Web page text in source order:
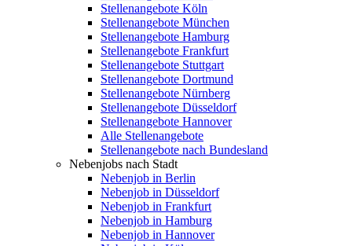
Stellenangebote Köln
Stellenangebote München
Stellenangebote Hamburg
Stellenangebote Frankfurt
Stellenangebote Stuttgart
Stellenangebote Dortmund
Stellenangebote Nürnberg
Stellenangebote Düsseldorf
Stellenangebote Hannover
Alle Stellenangebote
Stellenangebote nach Bundesland
Nebenjobs nach Stadt
Nebenjob in Berlin
Nebenjob in Düsseldorf
Nebenjob in Frankfurt
Nebenjob in Hamburg
Nebenjob in Hannover